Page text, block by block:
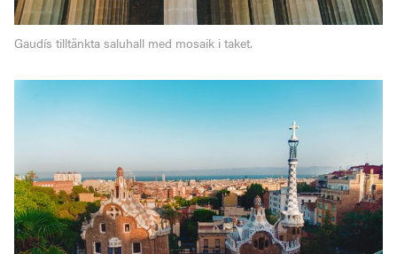
Gaudís tilltänkta saluhall med mosaik i taket.